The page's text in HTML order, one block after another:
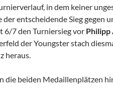
in dem keiner
der entscheidende Sieg gegen
6/7 den Turniersieg vor Philipp
der Youngster stach
heraus.
die beiden Medaillenplätzen